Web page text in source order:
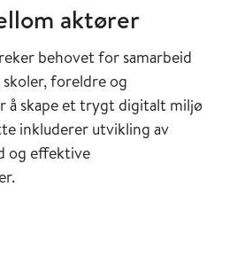
aktører
behovet for samarbeid
foreldre og
å skape et trygt digitalt miljø
inkluderer utvikling av
og effektive